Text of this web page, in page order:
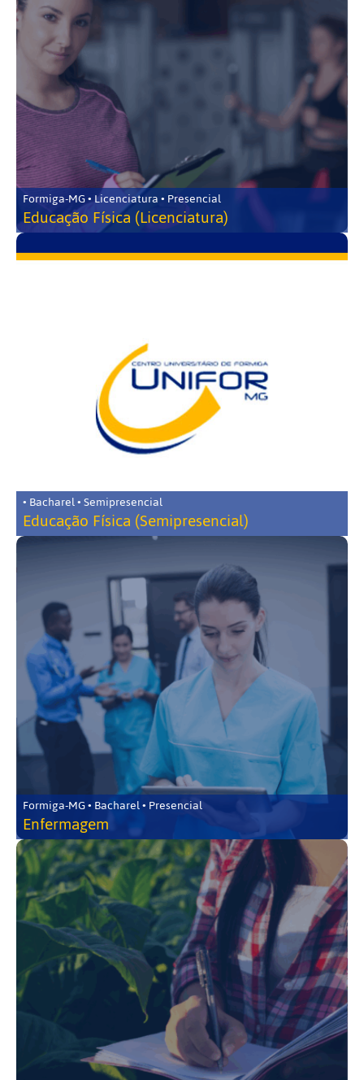
Formiga-MG • Licenciatura • Presencial
Educação Física (Licenciatura)
• Bacharel • Semipresencial
Educação Física (Semipresencial)
Formiga-MG • Bacharel • Presencial
Enfermagem